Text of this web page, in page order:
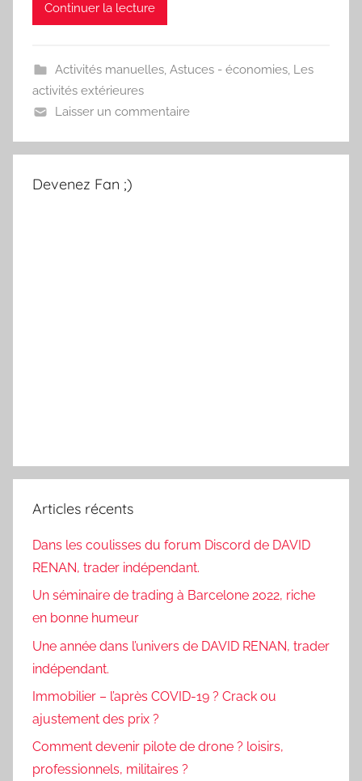
Continuer la lecture
Activités manuelles, Astuces - économies, Les
activités extérieures
Laisser un commentaire
Devenez Fan ;)
Articles récents
Dans les coulisses du forum Discord de DAVID
RENAN, trader indépendant.
Un séminaire de trading à Barcelone 2022, riche
en bonne humeur
Une année dans l’univers de DAVID RENAN, trader
indépendant.
Immobilier – l’après COVID-19 ? Crack ou
ajustement des prix ?
Comment devenir pilote de drone ? loisirs,
professionnels, militaires ?